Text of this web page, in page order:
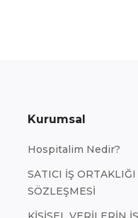
Kurumsal
Hospitalim Nedir?
SATICI İŞ
SÖZLEŞMESİ